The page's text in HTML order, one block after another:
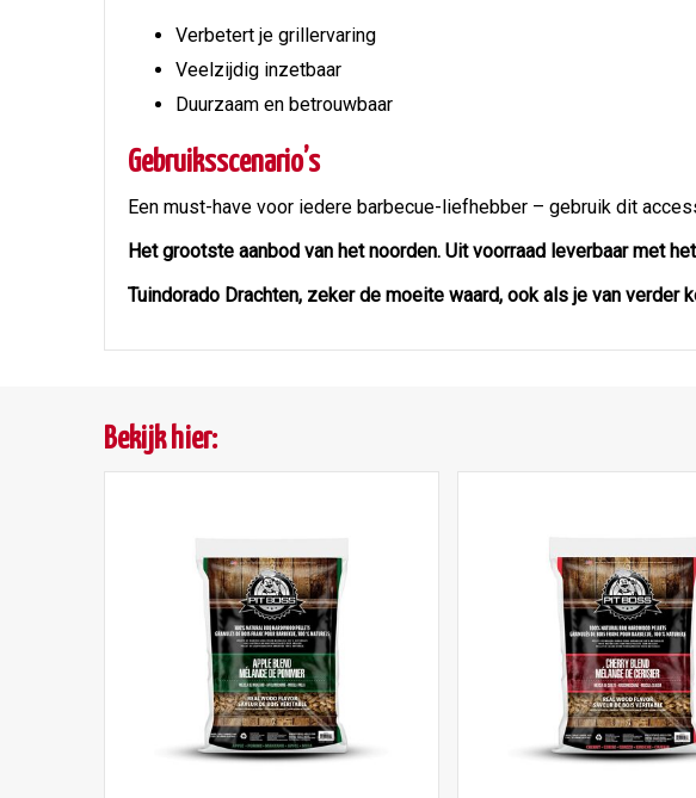
Verbetert je grillervaring
Veelzijdig inzetbaar
Duurzaam en betrouwbaar
Gebruiksscenario’s
Een must-have voor iedere barbecue-liefhebber – gebruik dit
Het grootste aanbod van het noorden. Uit voorraad leverbaar met
Tuindorado Drachten, zeker de moeite waard, ook als je van verder
Bekijk hier: